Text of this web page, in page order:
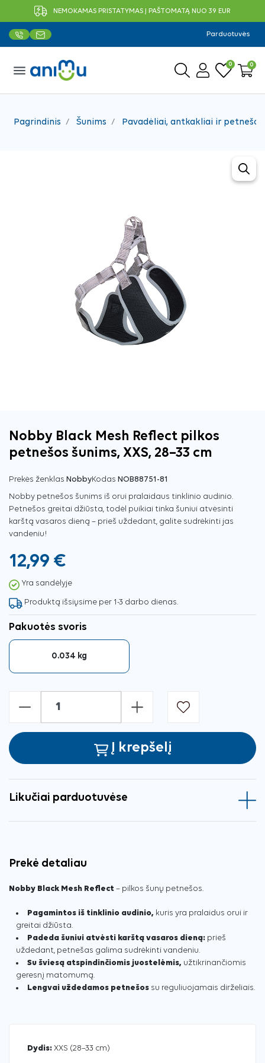
NEMOKAMAS PRISTATYMAS Į PAŠTOMATĄ NUO 39 EUR
Parduotuvės
menu 0 0
Pagrindinis Šunims Pavadėliai, antkakliai ir petnešos
Nobby Black Mesh Reflect pilkos
petnešos šunims, XXS, 28–33 cm
Prekės ženklas NobbyKodas NOB88751-81
Nobby petnešos šunims iš orui pralaidaus tinklinio audinio.
Petnešos greitai džiūsta, todėl puikiai tinka šuniui atvėsinti
karštą vasaros dieną – prieš uždedant, galite sudrėkinti jas
vandeniu!
12,99 €
Yra sandėlyje
Produktą išsiųsime per 1-3 darbo dienas.
Pakuotės svoris
0.034 kg
- +
Į krepšelį
Likučiai parduotuvėse
Prekė detaliau
Nobby Black Mesh Reflect – pilkos šunų petnešos.
Pagamintos iš tinklinio audinio, kuris yra pralaidus orui ir
greitai džiūsta.
Padeda šuniui atvėsti karštą vasaros dieną: prieš
uždedant, petnešas galima sudrėkinti vandeniu.
Su šviesą atspindinčiomis juostelėmis, užtikrinančiomis
geresnį matomumą.
Lengvai uždedamos petnešos su reguliuojamais dirželiais.
Dydis: XXS (28–33 cm)